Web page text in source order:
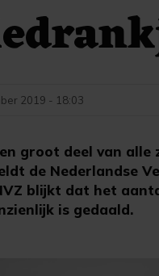
groot deel van
de Nederlandse
blijkt dat het
is gedaald.
2019 - 18:03